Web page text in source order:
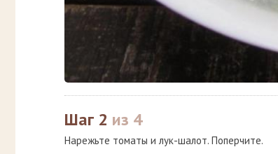
Шаг 2 из 4
Нарежьте томаты и лук-шалот. Поперчите.